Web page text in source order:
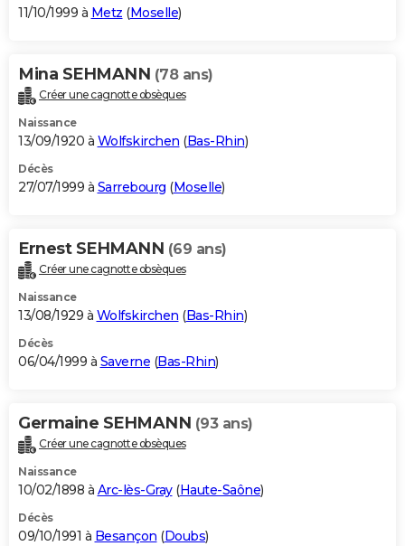
11/10/1999 à Metz (Moselle)
Mina SEHMANN (78 ans)
Créer une cagnotte obsèques
Naissance
13/09/1920 à Wolfskirchen (Bas-Rhin)
Décès
27/07/1999 à Sarrebourg (Moselle)
Ernest SEHMANN (69 ans)
Créer une cagnotte obsèques
Naissance
13/08/1929 à Wolfskirchen (Bas-Rhin)
Décès
06/04/1999 à Saverne (Bas-Rhin)
Germaine SEHMANN (93 ans)
Créer une cagnotte obsèques
Naissance
10/02/1898 à Arc-lès-Gray(Haute-Saône)
Décès
09/10/1991 à Besançon (Doubs)